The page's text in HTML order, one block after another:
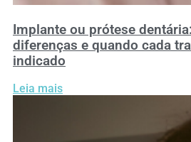
Implante ou prótese
diferenças e quando cada
indicado
Leia mais